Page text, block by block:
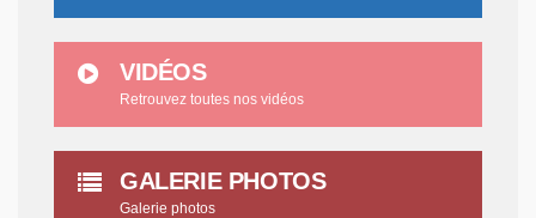
VIDÉOS
Retrouvez toutes nos vidéos
GALERIE PHOTOS
Galerie photos